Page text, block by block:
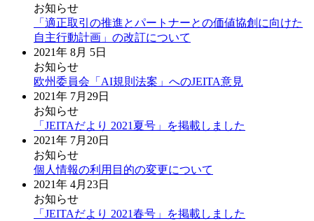
お知らせ
「適正取引の推進とパートナーとの価値協創に向けた
自主行動計画」の改訂について
2021年 8月 5日
お知らせ
欧州委員会「AI規則法案」へのJEITA意見
2021年 7月29日
お知らせ
「JEITAだより 2021夏号」を掲載しました
2021年 7月20日
お知らせ
個人情報の利用目的の変更について
2021年 4月23日
お知らせ
「JEITAだより 2021春号」を掲載しました